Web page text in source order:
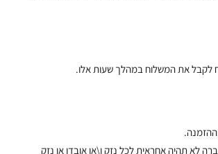
לא תהיה אחראית לכל נזק ו\או אובדן או נזק